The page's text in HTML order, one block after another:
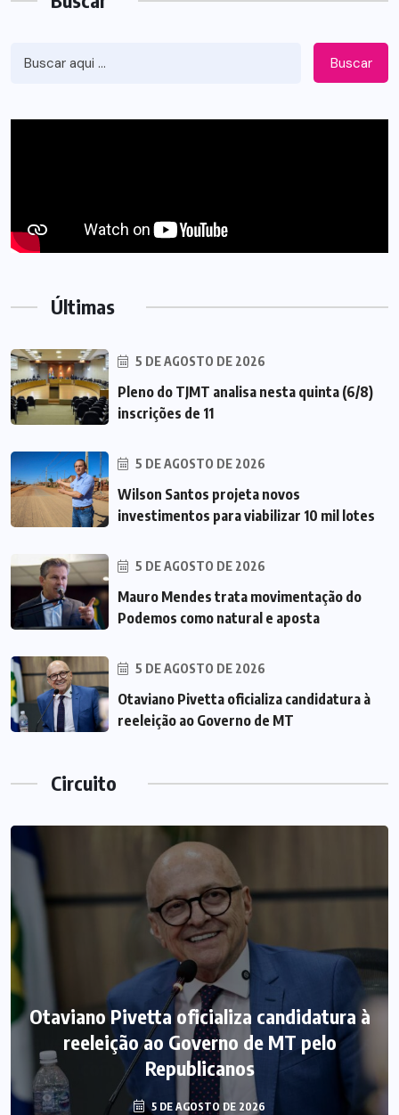
Buscar
Últimas
5 DE AGOSTO DE 2026
Pleno do TJMT analisa nesta quinta (6/8)
inscrições de 11
5 DE AGOSTO DE 2026
Wilson Santos projeta novos
investimentos para viabilizar 10 mil lotes
5 DE AGOSTO DE 2026
Mauro Mendes trata movimentação do
Podemos como natural e aposta
5 DE AGOSTO DE 2026
Otaviano Pivetta oficializa candidatura à
reeleição ao Governo de MT
Circuito
Otaviano Pivetta oficializa candidatura à
reeleição ao Governo de MT pelo
Republicanos
5 DE AGOSTO DE 2026